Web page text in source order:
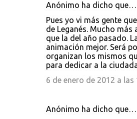
Anónimo ha dicho que…
Pues yo vi más gente
de Leganés. Mucho más
que la del año pasado.
animación mejor. Será
organizan los mismos
para dedicar a la
6 de enero de 2012 a las
Anónimo ha dicho que…